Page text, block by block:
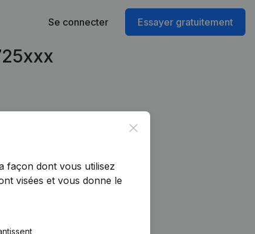
Se connecter Essayer gratuitement
Close
façon dont vous utilisez
visées et vous donne le